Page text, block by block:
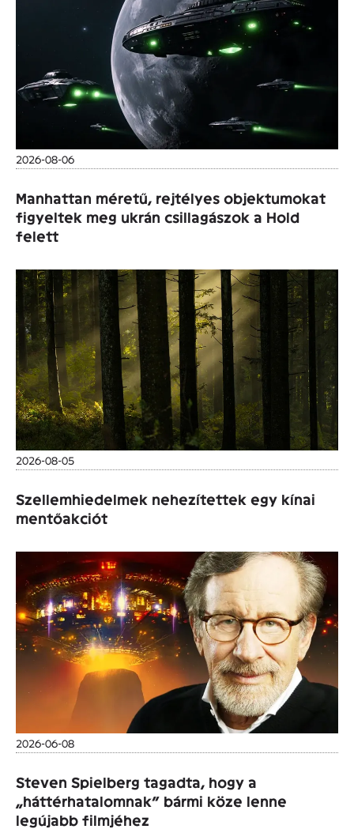
2026-08-06
Manhattan méretű, rejtélyes objektumokat
figyeltek meg ukrán csillagászok a Hold
felett
2026-08-05
Szellemhiedelmek nehezítettek egy kínai
mentőakciót
2026-06-08
Steven Spielberg tagadta, hogy a
„háttérhatalomnak” bármi köze lenne
legújabb filmjéhez